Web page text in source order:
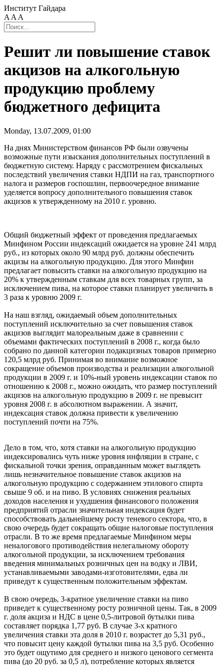
Институт Гайдара
A A A
Решит ли повышение ставок
акцизов на алкогольную
продукцию проблему
бюджетного дефицита
Monday, 13.07.2009, 01:00
На днях Министерством финансов РФ были озвучены
возможные пути изыскания дополнительных поступлений в
бюджетную систему. Наряду с рассмотрением фискальных
последствий увеличения ставки НДПИ на газ, транспортного
налога и размеров госпошлин, первоочередное внимание
уделяется вопросу дополнительного повышения ставок
акцизов к утвержденному на 2010 г. уровню.
Общий бюджетный эффект от проведения предлагаемых
Минфином России индексаций ожидается на уровне 241 млрд
руб., из которых около 90 млрд руб. должны обеспечить
акцизы на алкогольную продукцию. Для этого Минфин
предлагает повысить ставки на алкогольную продукцию на
20% к утвержденным ставкам для всех товарных групп, за
исключением пива, на которое ставки планирует увеличить в
3 раза к уровню 2009 г.
На наш взгляд, ожидаемый объем дополнительных
поступлений исключительно за счет повышения ставок
акцизов выглядит малореальным даже в сравнении с
объемами фактических поступлений в 2008 г., когда было
собрано по данной категории подакцизных товаров примерно
120,5 млрд руб. Принимая во внимание возможное
сокращение объемов производства и реализации алкогольной
продукции в 2009 г. и 10%-ный уровень индексации ставок по
отношению к 2008 г., можно ожидать, что размер поступлений
акцизов на алкогольную продукцию в 2009 г. не превысит
уровня 2008 г. в абсолютном выражении. А значит,
индексация ставок должна привести к увеличению
поступлений почти на 75%.
Дело в том, что, хотя ставки на алкогольную продукцию
индексировались чуть ниже уровня инфляции в стране, с
фискальной точки зрения, оправданным может выглядеть
лишь незначительное повышение ставок акцизов на
алкогольную продукцию с содержанием этилового спирта
свыше 9 об. и на пиво. В условиях снижения реальных
доходов населения и ухудшения финансового положения
предприятий отрасли значительная индексация будет
способствовать дальнейшему росту теневого сектора, что, в
свою очередь будет сокращать общие налоговые поступления
отрасли. В то же время предлагаемые Минфином меры
неналогового противодействия нелегальному обороту
алкогольной продукции, за исключением требования
введения минимальных розничных цен на водку и ЛВИ,
устанавливаемыми заводами-изготовителями, едва ли
приведут к существенным положительным эффектам.
В свою очередь, 3-кратное увеличение ставки на пиво
приведет к существенному росту розничной цены. Так, в 2009
г. доля акциза и НДС в цене 0,5-литровой бутылки пива
составляет порядка 1,77 руб. В случае 3-х кратного
увеличения ставки эта доля в 2010 г. возрастет до 5,31 руб.,
что повысит цену каждой бутылки пива на 3,5 руб. Особенно
это будет ощутимо для среднего и низкого ценового сегмента
пива (до 20 руб. за 0,5 л), потребление которых является